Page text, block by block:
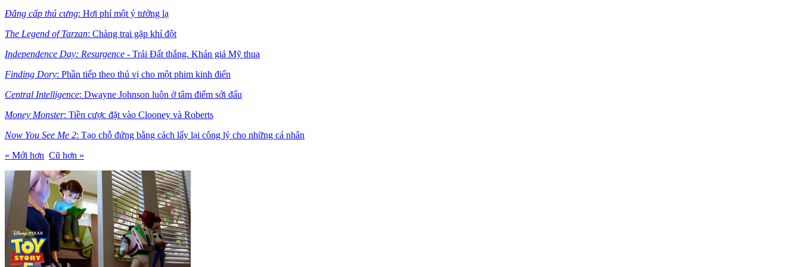
Đẳng cấp thú cưng: Hơi phí một ý tưởng lạ
The Legend of Tarzan: Chàng trai gặp khỉ đột
Independence Day: Resurgence - Trái Đất thắng. Khán giả Mỹ thua
Finding Dory: Phần tiếp theo thú vị cho một phim kinh điển
Central Intelligence: Dwayne Johnson luôn ở tâm điểm sới đấu
Money Monster: Tiền cược đặt vào Clooney và Roberts
Now You See Me 2: Tạo chỗ đứng bằng cách lấy lại công lý cho những cá nhân
« Mới hơn Cũ hơn »